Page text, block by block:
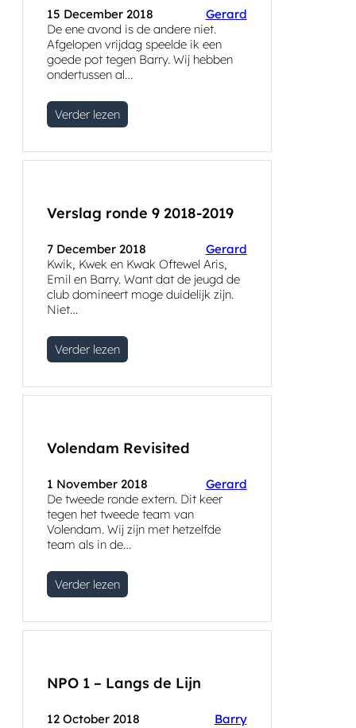
15 December 2018
Gerard
De ene avond is de andere niet.
Afgelopen vrijdag speelde ik een
goede pot tegen Barry. Wij hebben
ondertussen al…
Verder lezen
Verslag ronde 9 2018-2019
7 December 2018
Gerard
Kwik, Kwek en Kwak Oftewel Aris,
Emil en Barry. Want dat de jeugd de
club domineert moge duidelijk zijn.
Niet…
Verder lezen
Volendam Revisited
1 November 2018
Gerard
De tweede ronde extern. Dit keer
tegen het tweede team van
Volendam. Wij zijn met hetzelfde
team als in de…
Verder lezen
NPO 1 – Langs de Lijn
12 October 2018
Barry